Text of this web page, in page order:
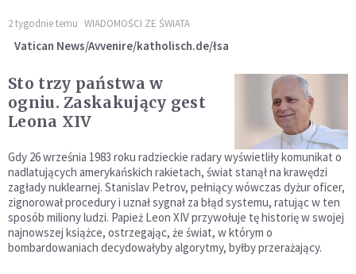
2 tygodnie temu WIADOMOŚCI ZE ŚWIATA
Vatican News/Avvenire/katholisch.de/łsa
Sto trzy państwa w
ogniu. Zaskakujący gest
Leona XIV
Gdy 26 września 1983 roku radzieckie radary wyświetliły komunikat o
nadlatujących amerykańskich rakietach, świat stanął na krawędzi
zagłady nuklearnej. Stanislav Petrov, pełniący wówczas dyżur oficer,
zignorował procedury i uznał sygnał za błąd systemu, ratując w ten
sposób miliony ludzi. Papież Leon XIV przywołuje tę historię w swojej
najnowszej książce, ostrzegając, że świat, w którym o
bombardowaniach decydowałyby algorytmy, byłby przerażający.